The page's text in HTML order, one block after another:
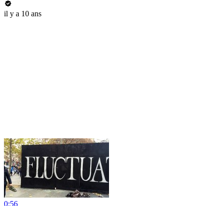
il y a 10 ans
0:56